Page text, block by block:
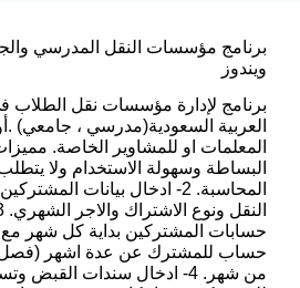
برنامج مؤسسات النقل المدرسي
ويندوز
برنامج لإدارة مؤسسات نقل الطلاب
العربية السعودية(مدرسي ، جامعي)
البساطة وسهولة الاستخدام ولا
المحاسبة. 2- ادخال بيانات
حسابات المشتركين بداية كل شهر مع
حساب للمشترك عن عدة اشهر (فصل
من شهر. 4- ادخال سندات القبض